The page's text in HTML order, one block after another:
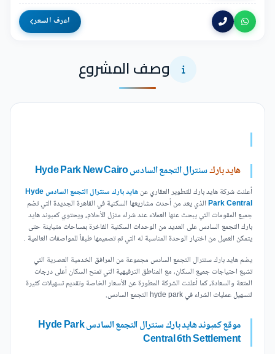
اعرف السعر
وصف المشروع
هايد باركسنترال التجمع السادس Hyde Park New Cairo
أعلنت شركة هايد بارك للتطوير العقاري عن
هايد بارك سنترال التجمع السادس Hyde
Park Centralالذي يعد من أحدث مشاريعها السكنية في القاهرة الجديدة التي تضم
جميع المقومات التي يبحث عنها العملاء عند شراء منزل الأحلام، ويحتوي كمبوند هايد
بارك التجمع السادس على العديد من الوحدات السكنية الفاخرة بمساحات متباينة حتى
يتمكن العميل من اختيار الوحدة المناسبة له التي تم تصميمها طبقاً للمواصفات العالمية .
يضم هايد بارك سنترال التجمع السادس مجموعة من المرافق الخدمية العصرية التي
تشبع احتياجات جميع السكان، مع المناطق الترفيهية التي تمنح السكان أعلى درجات
المتعة والسعادة، كما أعلنت الشركة المطورة عن الأسعار الخاصة وتقديم تسهيلات كثيرة
لتسهيل عمليات الشراء في hyde park التجمع السادس.
موقع كمبوند هايد بارك سنترال التجمع السادس Hyde Park
Central 6th Settlement